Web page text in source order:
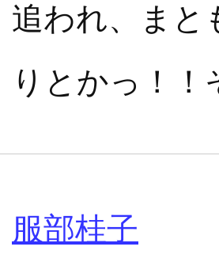
追われ、まと
りとかっ！！
服部桂子